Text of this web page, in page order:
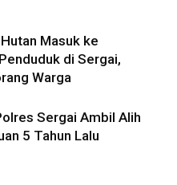
Masuk ke
di Sergai,
Warga
Sergai Ambil Alih
5 Tahun Lalu